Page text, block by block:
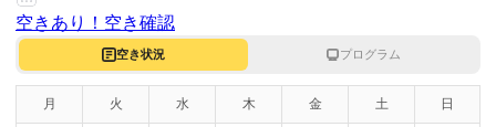
空きあり！ 空き確認
空き状況 プログラム
月 火 水 木 金 土 日